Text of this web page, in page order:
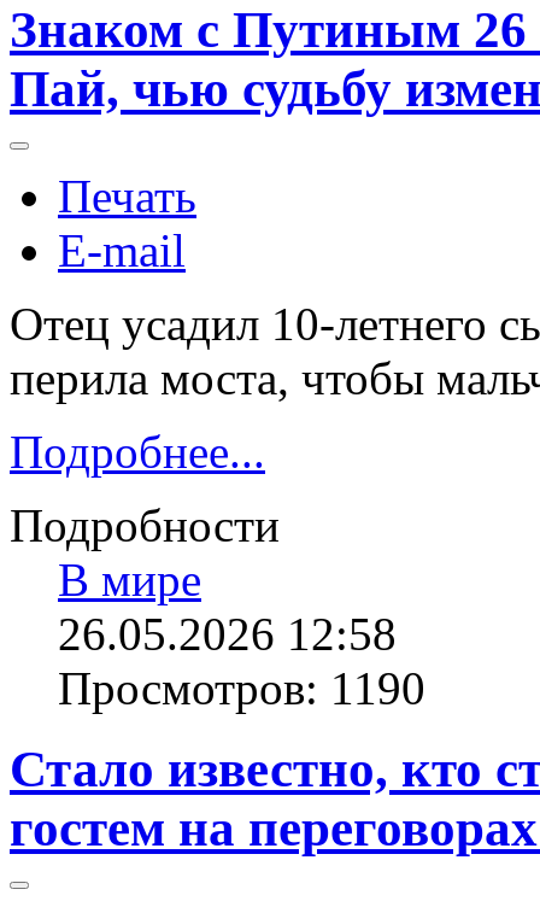
Знаком с Путиным 26
Пай, чью судьбу
Печать
E-mail
Отец усадил 10-летнего
перила моста, чтобы
Подробнее...
Подробности
В мире
26.05.2026 12:58
Просмотров: 1190
Стало известно, кто
гостем на